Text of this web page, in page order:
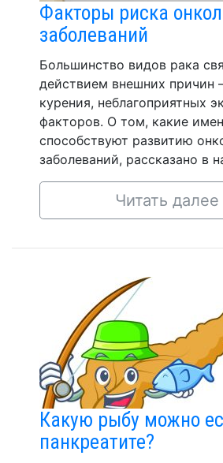
Факторы риска
заболеваний
Большинство видов рака
действием внешних причин
курения, неблагоприятных
факторов. О том, какие
способствуют развитию
заболеваний, рассказано в
Читать далее
Какую рыбу можно
панкреатите?